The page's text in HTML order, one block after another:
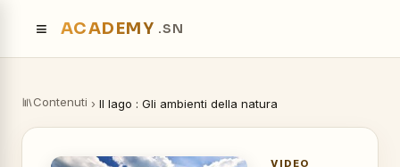
≡ ACADEMY .SN
Contenuti › Il lago : Gli ambienti della natura
VIDEO